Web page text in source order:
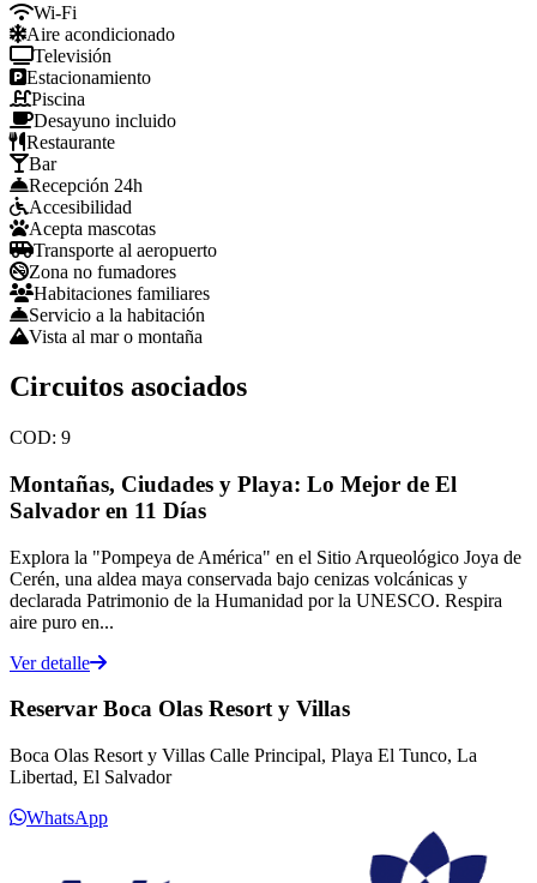
Wi-Fi
Aire acondicionado
Televisión
Estacionamiento
Piscina
Desayuno incluido
Restaurante
Bar
Recepción 24h
Accesibilidad
Acepta mascotas
Transporte al aeropuerto
Zona no fumadores
Habitaciones familiares
Servicio a la habitación
Vista al mar o montaña
Circuitos asociados
COD: 9
Montañas, Ciudades y Playa: Lo Mejor de El
Salvador en 11 Días
Explora la "Pompeya de América" en el Sitio Arqueológico Joya de
Cerén, una aldea maya conservada bajo cenizas volcánicas y
declarada Patrimonio de la Humanidad por la UNESCO. Respira
aire puro en...
Ver detalle
Reservar Boca Olas Resort y Villas
Boca Olas Resort y Villas Calle Principal, Playa El Tunco, La
Libertad, El Salvador
WhatsApp